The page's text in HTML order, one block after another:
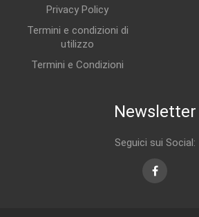
Privacy Policy
Termini e condizioni di
utilizzo
Termini e Condizioni
Newsletter
Seguici sui Social:
Facebook